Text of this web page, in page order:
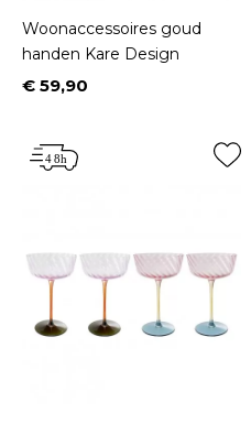
Woonaccessoires goud
handen Kare Design
Prijs
€ 59,90